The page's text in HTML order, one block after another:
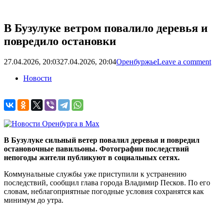
В Бузулуке ветром повалило деревья и
повредило остановки
27.04.2026, 20:0327.04.2026, 20:04ОренбуржьеLeave a comment
Новости
В Бузулуке сильный ветер повалил деревья и повредил
остановочные павильоны. Фотографии последствий
непогоды жители публикуют в социальных сетях.
Коммунальные службы уже приступили к устранению
последствий, сообщил глава города Владимир Песков. По его
словам, неблагоприятные погодные условия сохранятся как
минимум до утра.